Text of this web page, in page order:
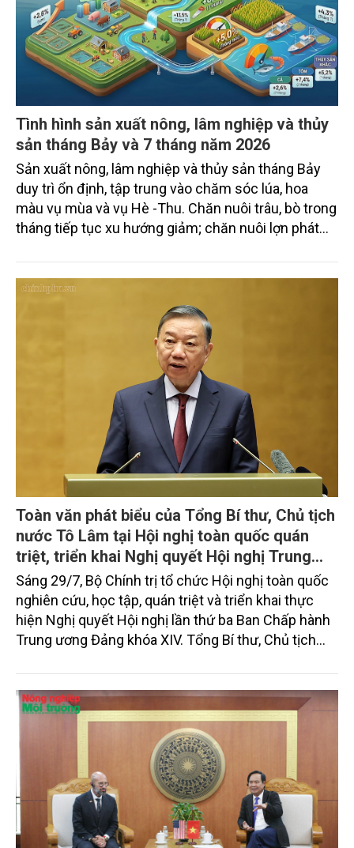
Tình hình sản xuất nông, lâm nghiệp và thủy
sản tháng Bảy và 7 tháng năm 2026
Sản xuất nông, lâm nghiệp và thủy sản tháng Bảy
duy trì ổn định, tập trung vào chăm sóc lúa, hoa
màu vụ mùa và vụ Hè -Thu. Chăn nuôi trâu, bò trong
tháng tiếp tục xu hướng giảm; chăn nuôi lợn phát
trưởng khá. Diện tích rừng trồng mới và sản lượng
thủy sản đều tăng nhẹ.
Toàn văn phát biểu của Tổng Bí thư, Chủ tịch
nước Tô Lâm tại Hội nghị toàn quốc quán
triệt, triển khai Nghị quyết Hội nghị Trung
ương 3, khóa XIV
Sáng 29/7, Bộ Chính trị tổ chức Hội nghị toàn quốc
nghiên cứu, học tập, quán triệt và triển khai thực
hiện Nghị quyết Hội nghị lần thứ ba Ban Chấp hành
Trung ương Đảng khóa XIV. Tổng Bí thư, Chủ tịch
trọng. Tạp chí Nông nghiệp và Môi trường trân trọng
giới thiệu toàn văn bài phát biểu của đồng chí Tổng
Bí thư, Chủ tịch nước.